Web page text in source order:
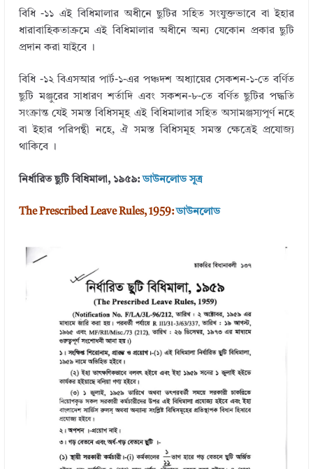
বিধি -১১ এই বিধিমালার অধীনে ছুটির সহিত সংযুক্তভাবে বা ইহার
ধারাবাহিকতাক্রমে এই বিধিমালার অধীনে অন্য যেকোন প্রকার ছুটি
প্রদান করা যাইবে ।
বিধি -১২ বিএসআর পার্ট-১-এর পঞ্চদশ অধ্যায়ের সেকশন-১-তে বর্ণিত
ছুটি মঞ্জুরের সাধারণ শর্তাদি এবং সকশন-৮-তে বর্ণিত ছুটির পদ্ধতি
সংক্রান্ত যেই সমস্ত বিধিসমূহ এই বিধিমালার সহিত অসামঞ্জস্যপূর্ণ নহে
বা ইহার পরিপন্থী নহে, ঐ সমস্ত বিধিসমূহ সমস্ত ক্ষেত্রেই প্রযোজ্য
থাকিবে ।
নির্ধারিত ছুটি বিধিমালা, ১৯৫৯:ডাউনলোডসূত্র
The Prescribed Leave Rules, 1959:ডাউনলোড